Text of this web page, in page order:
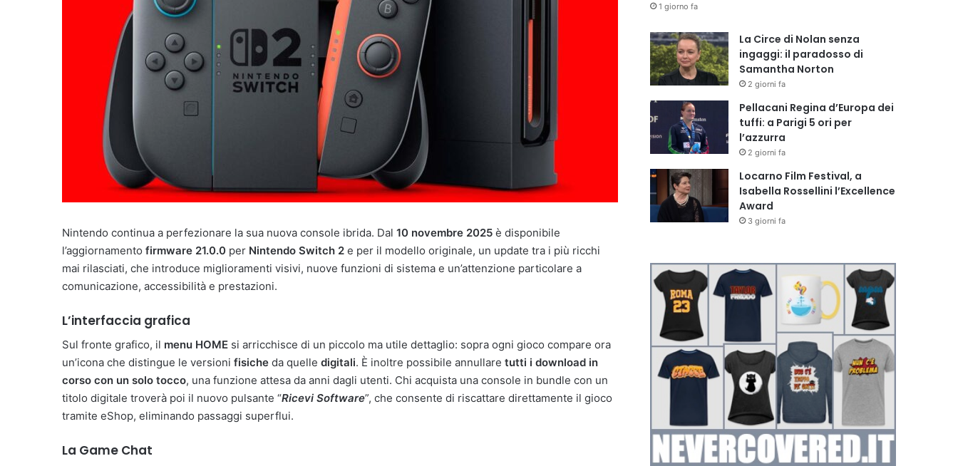
Nintendo continua a perfezionare la sua nuova console ibrida. Dal 10 novembre 2025 è disponibile
l’aggiornamento firmware 21.0.0 per Nintendo Switch 2 e per il modello originale, un update tra i più ricchi
mai rilasciati, che introduce miglioramenti visivi, nuove funzioni di sistema e un’attenzione particolare a
comunicazione, accessibilità e prestazioni.
L’interfaccia grafica
Sul fronte grafico, il menu HOME si arricchisce di un piccolo ma utile dettaglio: sopra ogni gioco compare ora
un’icona che distingue le versioni fisiche da quelle digitali. È inoltre possibile annullare tutti i download in
corso con un solo tocco, una funzione attesa da anni dagli utenti. Chi acquista una console in bundle con un
titolo digitale troverà poi il nuovo pulsante “Ricevi Software”, che consente di riscattare direttamente il gioco
tramite eShop, eliminando passaggi superflui.
La Game Chat
1 giorno fa
La Circe di Nolan senza
ingaggi: il paradosso di
Samantha Norton
2 giorni fa
Pellacani Regina d’Europa dei
tuffi: a Parigi 5 ori per
l’azzurra
2 giorni fa
Locarno Film Festival, a
Isabella Rossellini l’Excellence
Award
3 giorni fa